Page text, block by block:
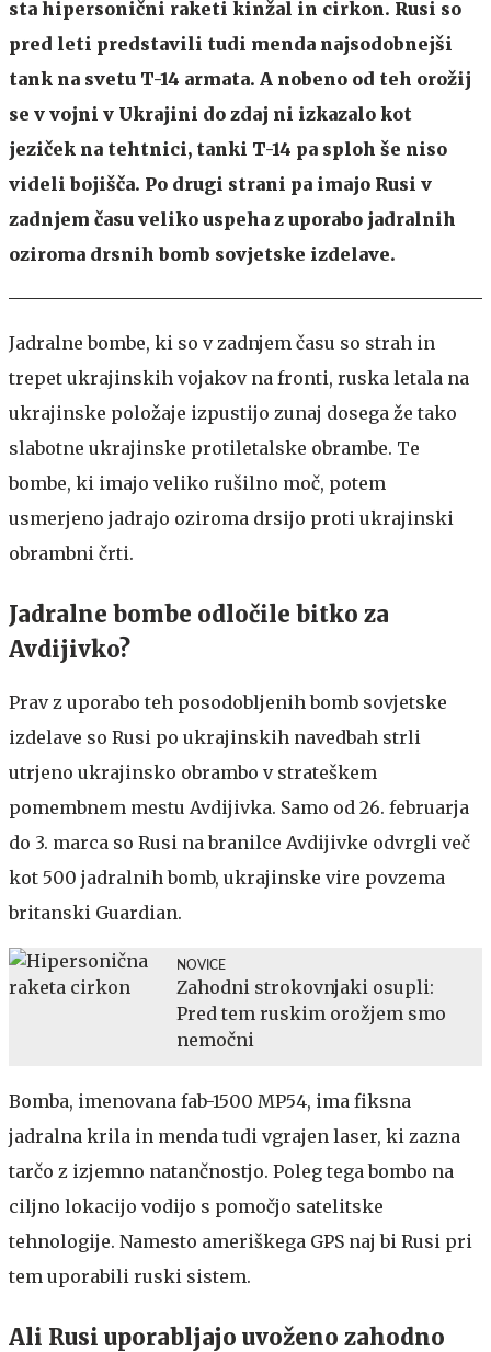
sta hipersonični raketi kinžal in cirkon. Rusi so
pred leti predstavili tudi menda najsodobnejši
tank na svetu T-14 armata. A nobeno od teh orožij
se v vojni v Ukrajini do zdaj ni izkazalo kot
jeziček na tehtnici, tanki T-14 pa sploh še niso
videli bojišča. Po drugi strani pa imajo Rusi v
zadnjem času veliko uspeha z uporabo jadralnih
oziroma drsnih bomb sovjetske izdelave.
Jadralne bombe, ki so v zadnjem času so strah in
trepet ukrajinskih vojakov na fronti, ruska letala na
ukrajinske položaje izpustijo zunaj dosega že tako
slabotne ukrajinske protiletalske obrambe. Te
bombe, ki imajo veliko rušilno moč, potem
usmerjeno jadrajo oziroma drsijo proti ukrajinski
obrambni črti.
Jadralne bombe odločile bitko za
Avdijivko?
Prav z uporabo teh posodobljenih bomb sovjetske
izdelave so Rusi po ukrajinskih navedbah strli
utrjeno ukrajinsko obrambo v strateškem
pomembnem mestu Avdijivka. Samo od 26. februarja
do 3. marca so Rusi na branilce Avdijivke odvrgli več
kot 500 jadralnih bomb, ukrajinske vire povzema
britanski Guardian.
NOVICE
Zahodni strokovnjaki osupli:
Pred tem ruskim orožjem smo
nemočni
Bomba, imenovana fab-1500 MP54, ima fiksna
jadralna krila in menda tudi vgrajen laser, ki zazna
tarčo z izjemno natančnostjo. Poleg tega bombo na
ciljno lokacijo vodijo s pomočjo satelitske
tehnologije. Namesto ameriškega GPS naj bi Rusi pri
tem uporabili ruski sistem.
Ali Rusi uporabljajo uvoženo zahodno